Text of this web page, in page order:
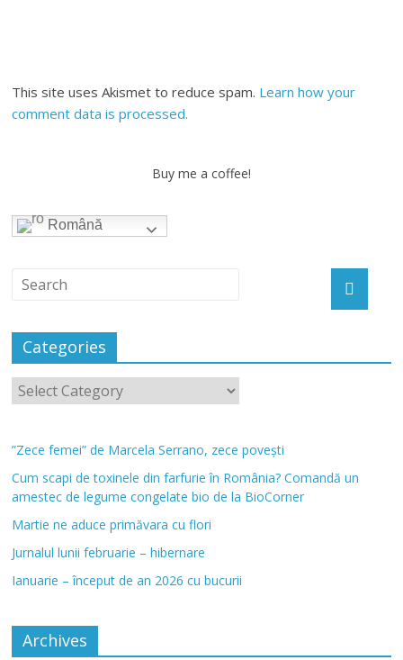
This site uses Akismet to reduce spam. Learn how your
comment data is processed.
Buy me a coffee!
Română
Categories
”Zece femei” de Marcela Serrano, zece povești
Cum scapi de toxinele din farfurie în România? Comandă un
amestec de legume congelate bio de la BioCorner
Martie ne aduce primăvara cu flori
Jurnalul lunii februarie – hibernare
Ianuarie – început de an 2026 cu bucurii
Archives